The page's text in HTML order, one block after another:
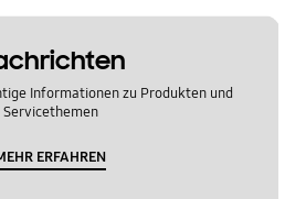
Informationen zu Produkten und
Servicethemen
ERFAHREN